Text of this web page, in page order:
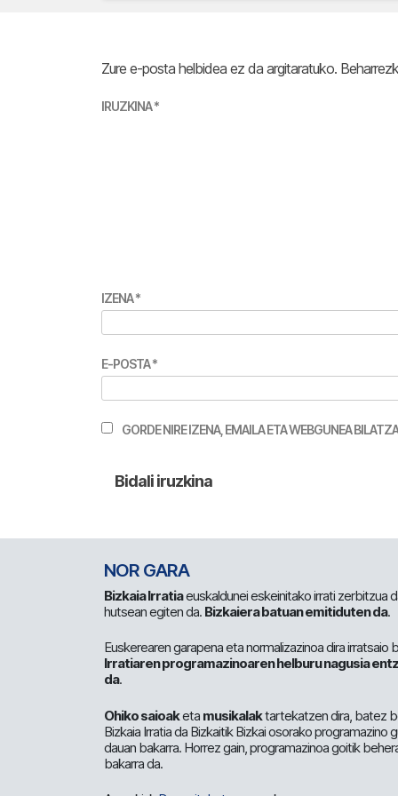
Zure e-posta helbidea ez da argitaratuko.
IRUZKINA*
IZENA*
E-POSTA*
GORDE NIRE IZENA, EMAILA ETA WEBGUNEA
NOR GARA
Bizkaia Irratiaeuskaldunei eskeinitako irrati zerbitzua
hutsean egiten da. Bizkaiera batuan emitiduten da.
Euskerearen garapena eta normalizazinoa dira irratsaio
Irratiaren programazinoaren helburu nagusia
da.
Ohiko saioaketa musikalaktartekatzen dira, batez
Bizkaia Irratia da Bizkaitik Bizkai osorako
dauan bakarra. Horrez gain, programazinoa goitik
bakarra da.